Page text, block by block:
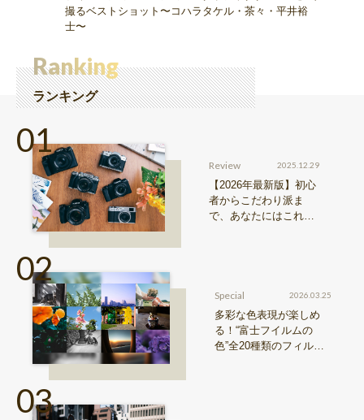
撮るベストショット〜コハラタケル・茶々・平井裕
士〜
Ranking
ランキング
Review 2025.12.29
【2026年最新版】初心
者からこだわり派ま
で、あなたにはこれが
Special 2026.03.25
多彩な色表現が楽しめ
る！“富士フイルムの
色”全20種類のフィルム